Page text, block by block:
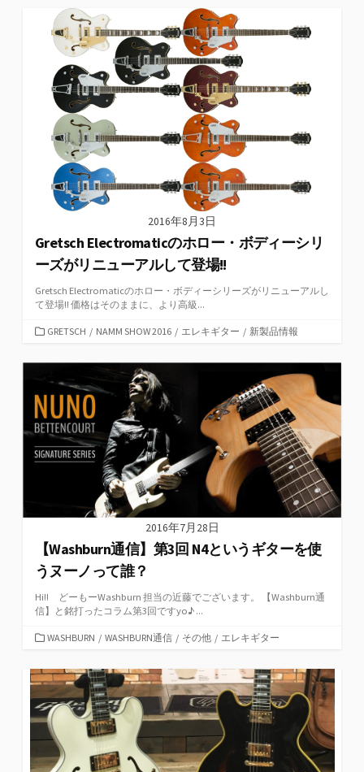
ー
2016年8月3日
Gretsch Electromaticのホロー・ボディーシリ
ーズがリニューアルして登場!!
Gretsch Electromaticのホロー・ボディーシリーズがリニューアルし
て登場!! 価格はそのままに、より高級...
カ
ゴ
ー
GRETSCH / NAMM SHOW 2016 / エレキギター / 新製品情報
2016年7月28日
【Washburn通信】第3回 N4というギターを使
うヌーノって誰？
Hi!! どーもーWashburn 担当の近藤でございます。 【Washburn通
信】と銘打ったコラム第3回ですyo♪ ...
カ
ゴ
リ
ー
WASHBURN / WASHBURN通信 / その他 / エレキギター